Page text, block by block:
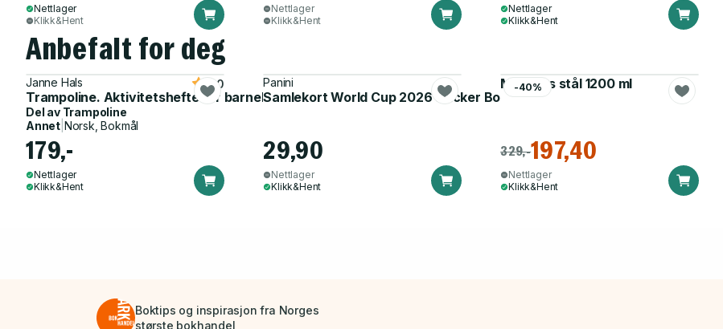
Nettlager
Klikk&Hent
Nettlager
Klikk&Hent
Nettlager
Klikk&Hent
Anbefalt for deg
Janne Hals
Trampoline. Aktivitetshefte for barnehagen
5.0
Del av Trampoline
Annet Norsk, Bokmål
179,-
Nettlager
Klikk&Hent
Panini
Samlekort World Cup 2026 Sticker Booster
29,90
Nettlager
Klikk&Hent
-40%
Matboks stål 1200 ml
329,-197,40
Nettlager
Klikk&Hent
Boktips og inspirasjon fra Norges
største bokhandel